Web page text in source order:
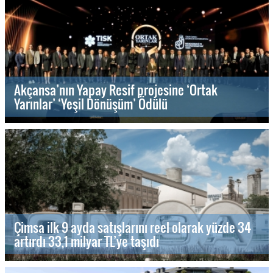
Akçansa’nın Yapay Resif projesine ‘Ortak
Yarınlar’ ‘Yeşil Dönüşüm’ Ödülü
Çimsa ilk 9 ayda satışlarını reel olarak yüzde 34
artırdı 33,1 milyar TL’ye taşıdı